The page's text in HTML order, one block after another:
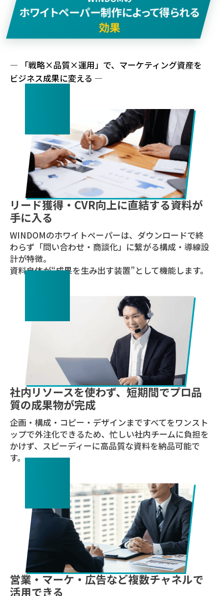
ホワイトペーパー制作によって得られる
効果
— 「戦略×品質×運用」で、マーケティング資産を
ビジネス成果に変える —
リード獲得・CVR向上に直結する資料が
手に入る
WINDOMのホワイトペーパーは、ダウンロードで終
わらず「問い合わせ・商談化」に繋がる構成・導線設
計が特徴。
資料自体が“成果を生み出す装置”として機能します。
社内リソースを使わず、短期間でプロ品
質の成果物が完成
企画・構成・コピー・デザインまですべてをワンスト
ップで外注化できるため、忙しい社内チームに負担を
かけず、スピーディーに高品質な資料を納品可能で
す。
営業・マーケ・広告など複数チャネルで
活用できる